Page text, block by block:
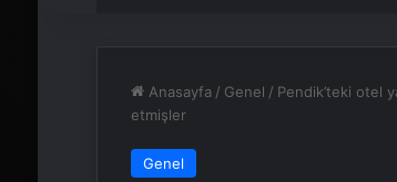
Anasayfa / Genel / Pendik’teki otel
etmişler
Genel